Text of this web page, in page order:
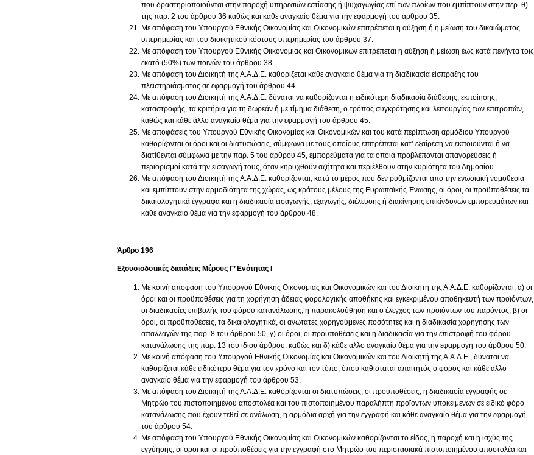
που δραστηριοποιούνται στην παροχή υπηρεσιών εστίασης ή ψυχαγωγίας επί των πλοίων που εμπίπτουν στην περ. θ)
της παρ. 2 του άρθρου 36 καθώς και κάθε αναγκαίο θέμα για την εφαρμογή του άρθρου 35.
Με απόφαση του Υπουργού Εθνικής Οικονομίας και Οικονομικών επιτρέπεται η αύξηση ή η μείωση του δικαιώματος
υπερημερίας και του διοικητικού κόστους υπερημερίας του άρθρου 37.
Με απόφαση του Υπουργού Εθνικής Οιικονομίας και Οικονομικών επιτρέπεται η αύξηση ή μείωση έως κατά πενήντα τοις
εκατό (50%) των ποινών του άρθρου 38.
Με απόφαση του Διοικητή της Α.Α.Δ.Ε. καθορίζεται κάθε αναγκαίο θέμα για τη διαδικασία είσπραξης του
πλειστηριάσματος σε εφαρμογή του άρθρου 44.
Με απόφαση του Διοικητή της Α.Α.Δ.Ε. δύναται να καθορίζονται η ειδικότερη διαδικασία διάθεσης, εκποίησης,
καταστροφής, τα κριτήρια για τη δωρεάν ή με τίμημα διάθεση, ο τρόπος συγκρότησης και λειτουργίας των επιτροπών,
καθώς και κάθε άλλο αναγκαίο θέμα για την εφαρμογή του άρθρου 45.
Με αποφάσεις του Υπουργού Εθνικής Οικονομίας και Οικονομικών και του κατά περίπτωση αρμόδιου Υπουργού
καθορίζονται οι όροι και οι διατυπώσεις, σύμφωνα με τους οποίους επιτρέπεται κατ’ εξαίρεση να εκποιούνται ή να
διατίθενται σύμφωνα με την παρ. 5 του άρθρου 45, εμπορεύματα για τα οποία προβλέπονται απαγορεύσεις ή
περιορισμοί κατά την εισαγωγή τους, όταν κηρυχθούν αζήτητα και περιέλθουν στην κυριότητα του Δημοσίου.
Με απόφαση του Διοικητή της Α.Α.Δ.Ε. καθορίζονται, κατά το μέρος που δεν ρυθμίζονται από την ενωσιακή νομοθεσία
και εμπίπτουν στην αρμοδιότητα της χώρας, ως κράτους μέλους της Ευρωπαϊκής Ένωσης, οι όροι, οι προϋποθέσεις τα
δικαιολογητικά έγγραφα και η διαδικασία εισαγωγής, εξαγωγής, διέλευσης ή διακίνησης επικίνδυνων εμπορευμάτων και
κάθε αναγκαίο θέμα για την εφαρμογή του άρθρου 48.
Άρθρο 196
Εξουσιοδοτικές διατάξεις Μέρους Γ’ Ενότητας Ι
Με κοινή απόφαση του Υπουργού Εθνικής Οικονομίας και Οικονομικών και του Διοικητή της Α.Α.Δ.Ε. καθορίζονται: α) οι
όροι και οι προϋποθέσεις για τη χορήγηση άδειας φορολογικής αποθήκης και εγκεκριμένου αποθηκευτή των προϊόντων,
οι διαδικασίες επιβολής του φόρου κατανάλωσης, η παρακολούθηση και ο έλεγχος των προϊόντων του παρόντος, β) οι
όροι, οι προϋποθέσεις, τα δικαιολογητικά, οι ανώτατες χορηγούμενες ποσότητες και η διαδικασία χορήγησης των
απαλλαγών της παρ. 8 του άρθρου 50, γ) οι όροι, οι προϋποθέσεις και η διαδικασία για την επιστροφή του φόρου
κατανάλωσης της παρ. 13 του ίδιου άρθρου, καθώς και δ) κάθε άλλο αναγκαίο θέμα για την εφαρμογή του άρθρου 50.
Με κοινή απόφαση του Υπουργού Εθνικής Οικονομίας και Οικονομικών και του Διοικητή της Α.Α.Δ.Ε., δύναται να
καθορίζεται κάθε ειδικότερο θέμα για τον χρόνο και τον τόπο, όπου καθίσταται απαιτητός ο φόρος και κάθε άλλο
αναγκαίο θέμα για την εφαρμογή του άρθρου 53.
Με απόφαση του Διοικητή της Α.Α.Δ.Ε. καθορίζονται οι διατυπώσεις, οι προϋποθέσεις, η διαδικασία εγγραφής σε
Μητρώο του πιστοποιημένου αποστολέα και του πιστοποιημένου παραλήπτη προϊόντων υποκείμενων σε ειδικό φόρο
κατανάλωσης που έχουν τεθεί σε ανάλωση, η αρμόδια αρχή για την εγγραφή και κάθε αναγκαίο θέμα για την εφαρμογή
του άρθρου 54.
Με απόφαση του Υπουργού Εθνικής Οικονομίας και Οικονομικών καθορίζονται το είδος, η παροχή και η ισχύς της
εγγύησης, οι όροι και οι προϋποθέσεις για την εγγραφή στο Μητρώο του περιστασιακά πιστοποιημένου αποστολέα και